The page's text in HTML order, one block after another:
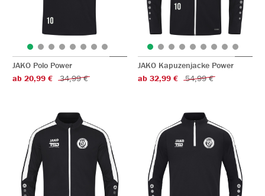
JAKO Polo Power
ab 20,99 €
34,99 €
JAKO Kapuzenjacke Power
ab 32,99 €
54,99 €